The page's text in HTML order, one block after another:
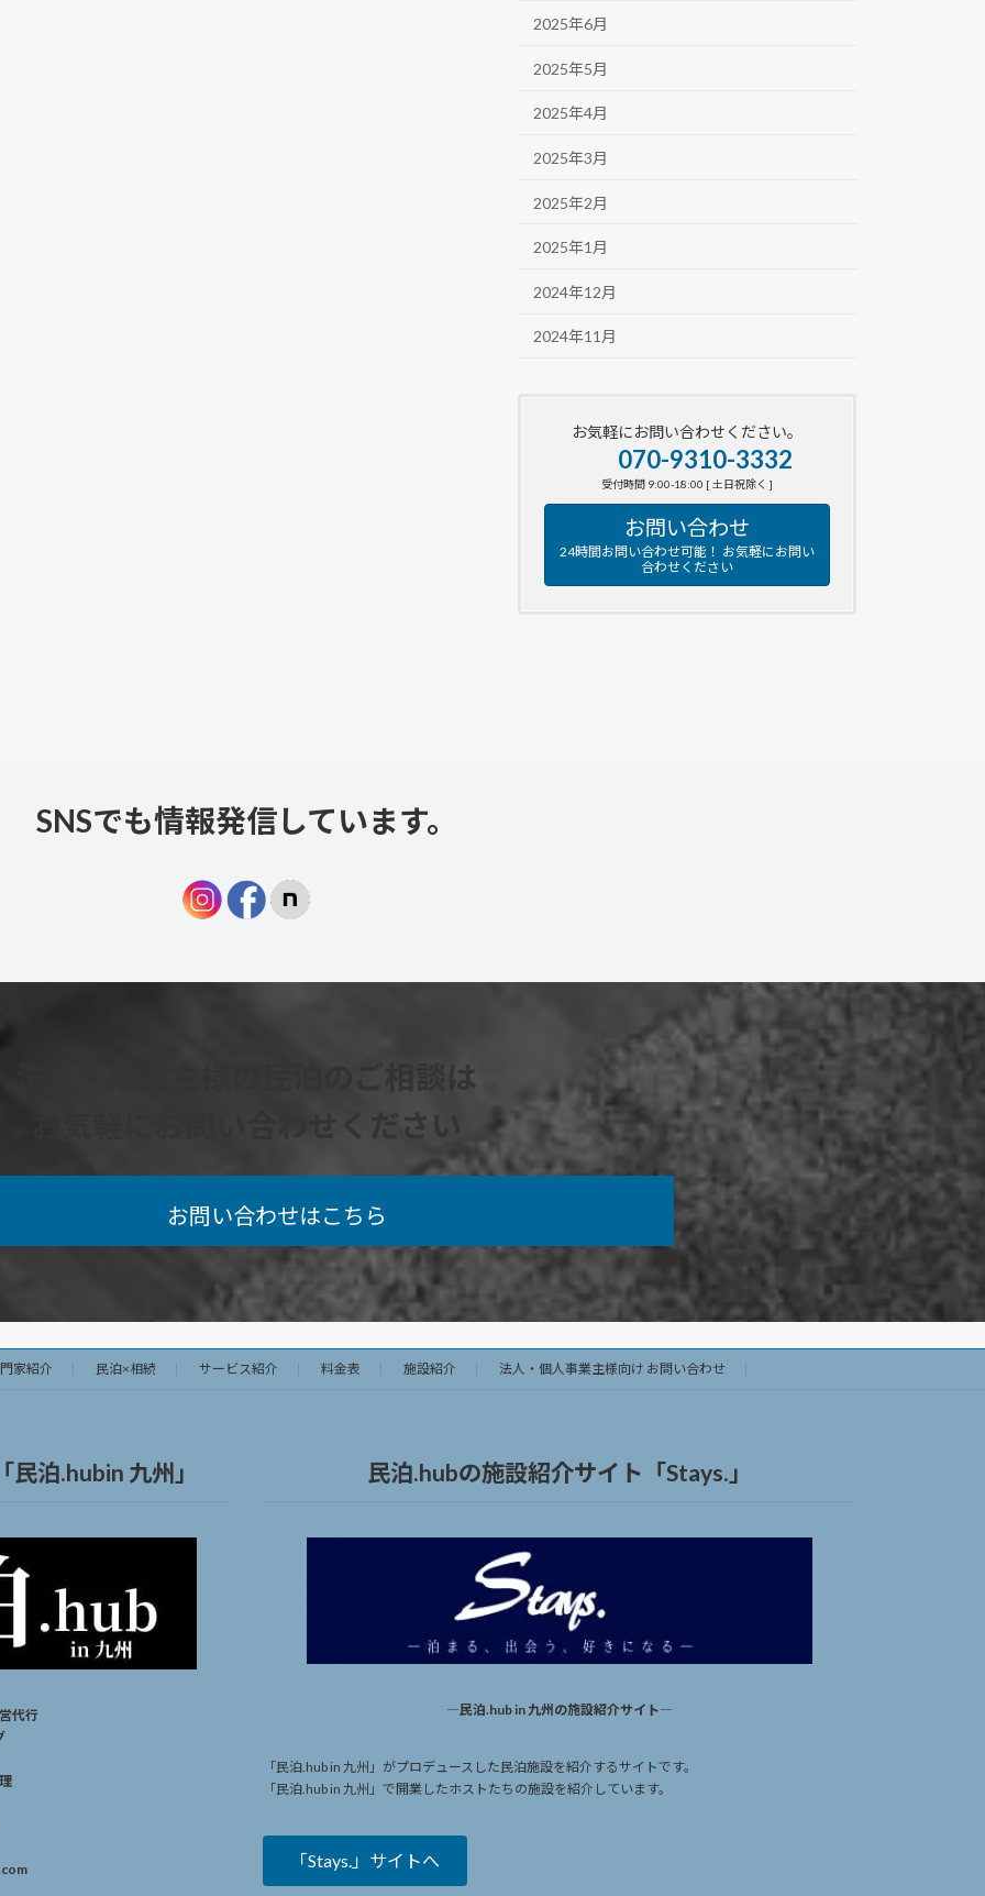
2025年6月
2025年5月
2025年4月
2025年3月
2025年2月
2025年1月
2024年12月
2024年11月
お気軽にお問い合わせください。
070-9310-3332
受付時間 9:00-18:00 [ 土日祝除く ]
お問い合わせ
24時間お問い合わせ可能！ お気軽にお問い
合わせください
SNSでも情報発信しています。
は
お気軽にお問い合わせください
お問い合わせはこちら
家紹介 民泊×相続 サービス紹介 料金表 施設紹介 法人・個人事業主様向け お問い合わせ
泊.hubin 九州」
代行
民泊.hubの施設紹介サイト「Stays.」
―民泊.hub in 九州の施設紹介サイト―
「民泊.hub in 九州」がプロデュースした民泊施設を紹介するサイトです。
「民泊.hub in 九州」で開業したホストたちの施設を紹介しています。
「Stays.」サイトへ